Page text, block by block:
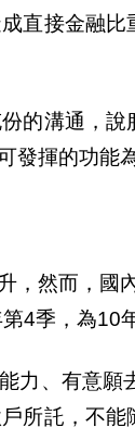
直接金融比
份的溝通，說
發揮的功能
，然而，國
4季，為10
力、有意願
戶所託，不能